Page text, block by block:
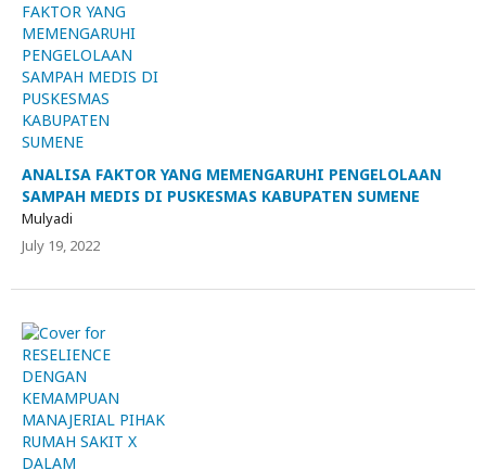
ANALISA FAKTOR YANG MEMENGARUHI PENGELOLAAN
SAMPAH MEDIS DI PUSKESMAS KABUPATEN SUMENE
Mulyadi
July 19, 2022